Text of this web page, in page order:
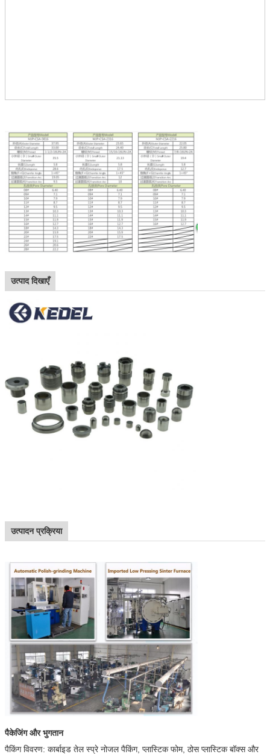
उत्पाद दिखाएँ
उत्पादन प्रक्रिया
पैकेजिंग और भुगतान
पैकिंग विवरण: कार्बाइड तेल स्प्रे नोजल पैकिंग, प्लास्टिक फोम, ठोस प्लास्टिक बॉक्स और